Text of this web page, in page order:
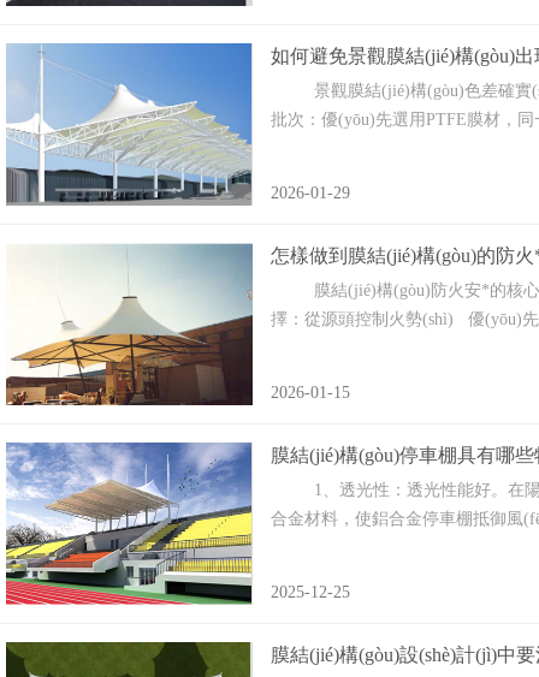
如何避免景觀膜結(jié)構(gòu)出
景觀膜結(jié)構(gòu)色差確實
批次：優(yōu)先選用PTFE膜材，
2026-01-29
怎樣做到膜結(jié)構(gòu)的防
膜結(jié)構(gòu)防火安*的核心在
擇：從源頭控制火勢(shì) 優(yōu)先
2026-01-15
膜結(jié)構(gòu)停車棚具有哪
1、透光性：透光性能好。在陽
合金材料，使鋁合金停車棚抵御風
2025-12-25
膜結(jié)構(gòu)設(shè)計(jì)中